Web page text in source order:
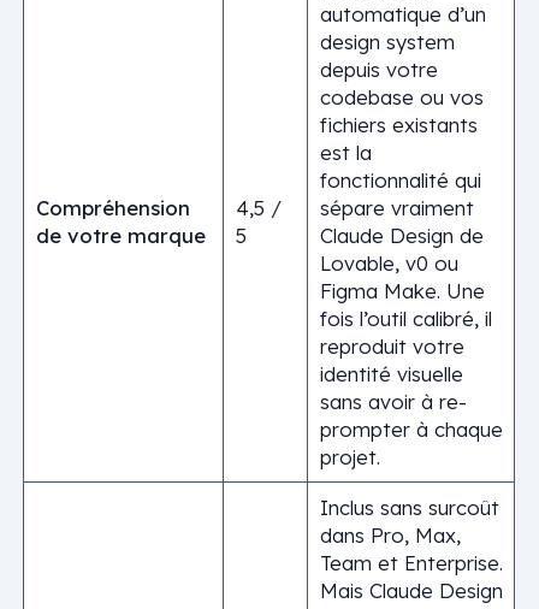
Compréhension
de votre marque
4,5 /
5
automatique d’un
design system
depuis votre
codebase ou vos
fichiers existants
est la
fonctionnalité qui
sépare vraiment
Claude Design de
Lovable, v0 ou
Figma Make. Une
fois l’outil calibré, il
reproduit votre
identité visuelle
sans avoir à re-
prompter à chaque
projet.
Inclus sans surcoût
dans Pro, Max,
Team et Enterprise.
Mais Claude Design